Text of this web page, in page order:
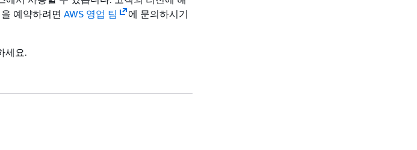
예약하려면 AWS 영업 팀
에 문의하시기
세요.